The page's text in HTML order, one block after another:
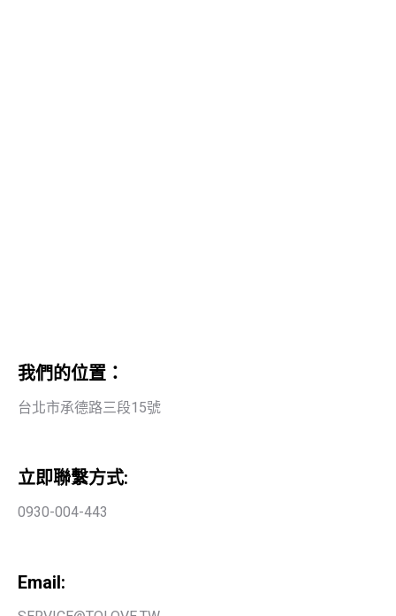
我們的位置：
台北市承德路三段15號
立即聯繫方式:
0930-004-443
Email: